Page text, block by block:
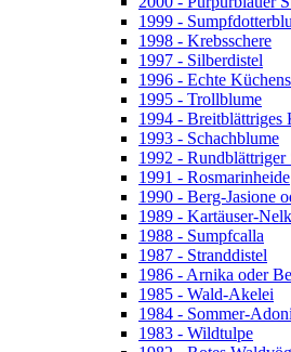
1999 -
1998 - Krebsschere
1997 - Silberdistel
1996 - Echte
1995 - Trollblume
1994 - Breitblättriges
1993 - Schachblume
1992 - Rundblättriger
1991 - Rosmarinheide
1990 - Berg-Jasione
1989 - Kartäuser-
1988 - Sumpfcalla
1987 - Stranddistel
1986 - Arnika oder
1985 - Wald-Akelei
1984 - Sommer-
1983 - Wildtulpe